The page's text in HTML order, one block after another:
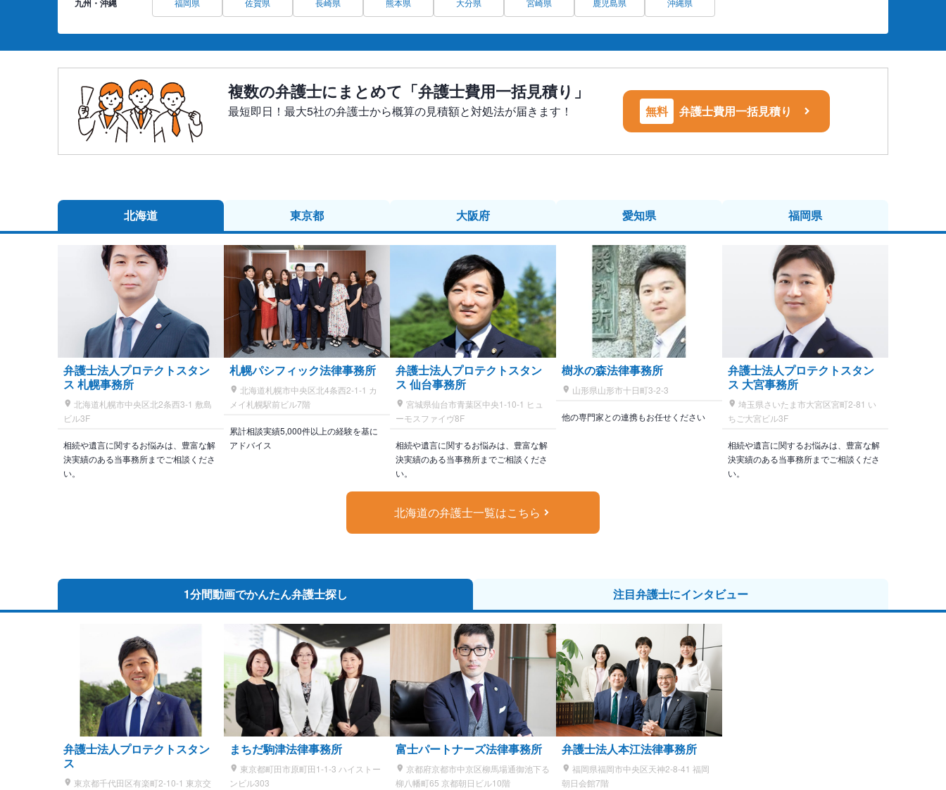
九州・沖縄 福岡県 佐賀県 長崎県 熊本県 大分県 宮崎県 鹿児島県 沖縄県
複数の弁護士にまとめて「弁護士費用一括見積り」
最短即日！最大5社の弁護士から概算の見積額と対処法が届きます！ 無料 弁護士費用一括見積り
北海道 東京都 大阪府 愛知県 福岡県
弁護士法人プロテクトスタン
ス 札幌事務所
北海道札幌市中央区北2条西3-1 敷島
ビル3F
相続や遺言に関するお悩みは、豊富な解
決実績のある当事務所までご相談くださ
い。
札幌パシフィック法律事務所
北海道札幌市中央区北4条西2-1-1 カ
メイ札幌駅前ビル7階
累計相談実績5,000件以上の経験を基に
アドバイス
弁護士法人プロテクトスタン
ス 仙台事務所
宮城県仙台市青葉区中央1-10-1 ヒュ
ーモスファイヴ8F
相続や遺言に関するお悩みは、豊富な解
決実績のある当事務所までご相談くださ
い。
樹氷の森法律事務所
山形県山形市十日町3-2-3
他の専門家との連携もお任せください
弁護士法人プロテクトスタン
ス 大宮事務所
埼玉県さいたま市大宮区宮町2-81 い
ちご大宮ビル3F
相続や遺言に関するお悩みは、豊富な解
決実績のある当事務所までご相談くださ
い。
北海道の弁護士一覧はこちら
1分間動画でかんたん弁護士探し 注目弁護士にインタビュー
弁護士法人プロテクトスタン
ス
東京都千代田区有楽町2-10-1 東京交
まちだ駒津法律事務所
東京都町田市原町田1-1-3 ハイストー
ンビル303
富士パートナーズ法律事務所
京都府京都市中京区柳馬場通御池下る
柳八幡町65 京都朝日ビル10階
弁護士法人本江法律事務所
福岡県福岡市中央区天神2-8-41 福岡
朝日会館7階